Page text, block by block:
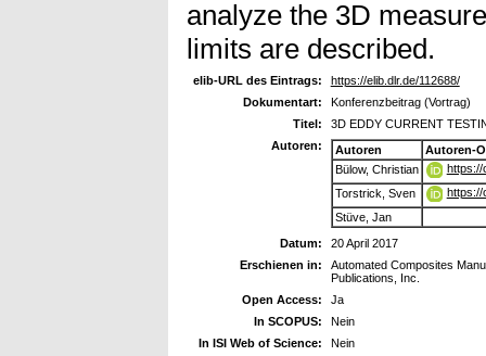
analyze the 3D
limits are described.
elib-URL des Eintrags:
https://elib.dlr.de/112688/
Dokumentart:
Konferenzbeitrag (Vortrag)
Titel:
3D EDDY CURRENT
Autoren:
Autoren
Autoren-
Bülow, Christian
https://
Torstrick, Sven
https://
Stüve, Jan
Datum:
20 April 2017
Erschienen in:
Automated Composites
Publications, Inc.
Open Access:
Ja
In SCOPUS:
Nein
In ISI Web of Science:
Nein